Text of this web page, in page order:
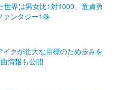
世界は男女比1対1000、童貞勇
ァンタジー1巻
イクが壮大な目標のため歩みを
情報も公開